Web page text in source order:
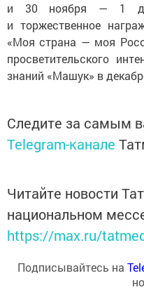
и 30 ноября — 1
и торжественное
«Моя страна — моя
просветительского
знаний «Машук» в
Следите за самым
Telegram-канале
Читайте новости
национальном
https://max.ru/
Подписывайтесь на